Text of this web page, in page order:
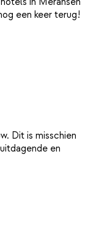
Dit is misschien
en